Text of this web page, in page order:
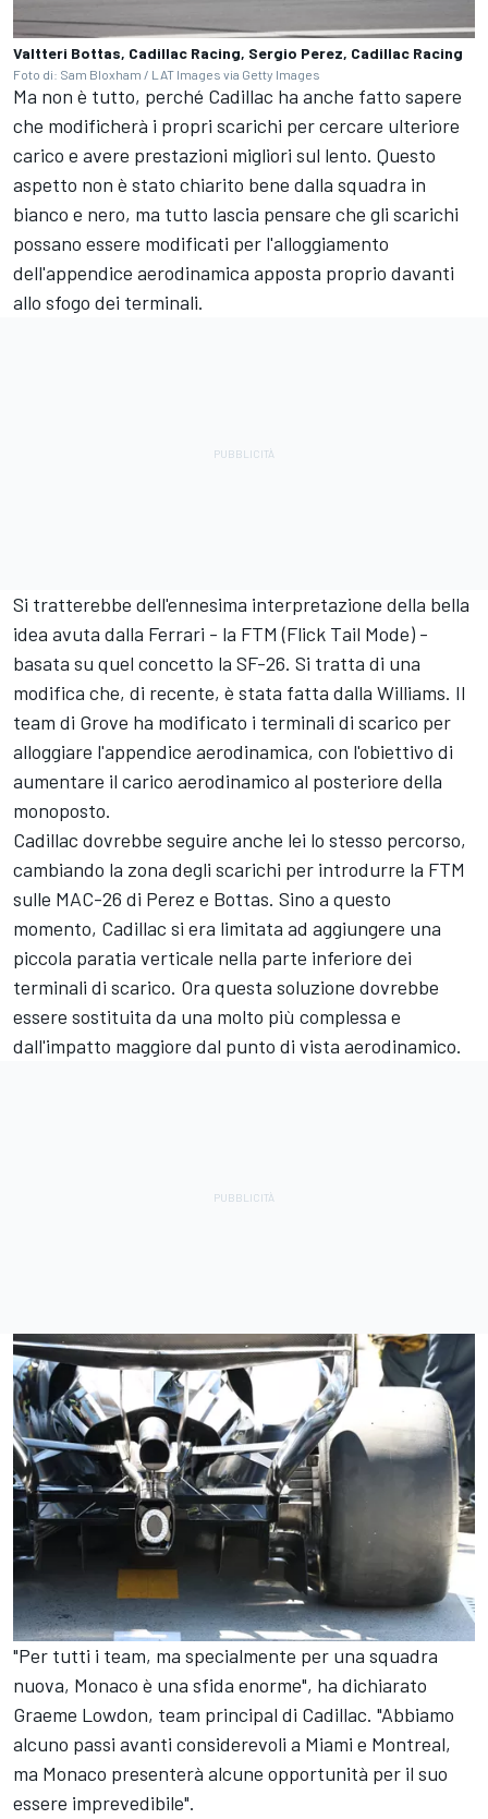
Valtteri Bottas, Cadillac Racing, Sergio Perez, Cadillac Racing
Foto di: Sam Bloxham / LAT Images via Getty Images
Ma non è tutto, perché Cadillac ha anche fatto sapere
che modificherà i propri scarichi per cercare ulteriore
carico e avere prestazioni migliori sul lento. Questo
aspetto non è stato chiarito bene dalla squadra in
bianco e nero, ma tutto lascia pensare che gli scarichi
possano essere modificati per l'alloggiamento
dell'appendice aerodinamica apposta proprio davanti
allo sfogo dei terminali.
Si tratterebbe dell'ennesima interpretazione della bella
idea avuta dalla Ferrari - la FTM (Flick Tail Mode) -
basata su quel concetto la SF-26. Si tratta di una
modifica che, di recente, è stata fatta dalla Williams. Il
team di Grove ha modificato i terminali di scarico per
alloggiare l'appendice aerodinamica, con l'obiettivo di
aumentare il carico aerodinamico al posteriore della
monoposto.
Cadillac dovrebbe seguire anche lei lo stesso percorso,
cambiando la zona degli scarichi per introdurre la FTM
sulle MAC-26 di Perez e Bottas. Sino a questo
momento, Cadillac si era limitata ad aggiungere una
piccola paratia verticale nella parte inferiore dei
terminali di scarico. Ora questa soluzione dovrebbe
essere sostituita da una molto più complessa e
dall'impatto maggiore dal punto di vista aerodinamico.
"Per tutti i team, ma specialmente per una squadra
nuova, Monaco è una sfida enorme", ha dichiarato
Graeme Lowdon, team principal di Cadillac. "Abbiamo
alcuno passi avanti considerevoli a Miami e Montreal,
ma Monaco presenterà alcune opportunità per il suo
essere imprevedibile".